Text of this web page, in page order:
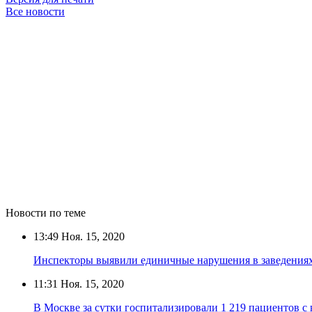
Все новости
Новости по теме
13:49 Ноя. 15, 2020
Инспекторы выявили единичные нарушения в
11:31 Ноя. 15, 2020
В Москве за сутки госпитализировали 1 219 пациентов с